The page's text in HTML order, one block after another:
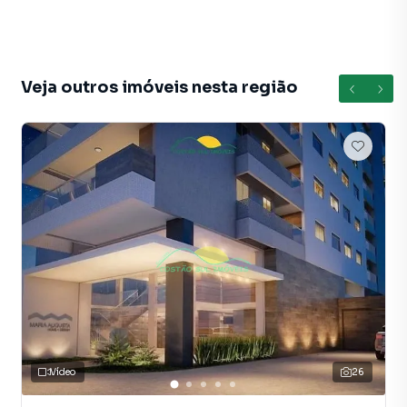
Apartamento para Venda em região valorizada do bairro
Estreito, em Florianópolis. Não encontrou o que procurava
ou deseja mais informações sobre Apartamento em
Florianópolis? Entre em contato com nossa equipe pelo
telefone (48) 99640-5575.
A Costão Sul Imóveis tem mais opções de apartamentos,
casas residenciais e comerciais, sobrados, terrenos, lojas
e barracões para venda ou locação, além de
empreendimentos em construção ou lançamentos na
planta em Estreito e em outras regiões de Florianópolis.
Aqui você encontra milhares de ofertas para encontrar o
imóvel que mais combina com seu estilo de vida.
Veja outros imóveis nesta região
26
Vídeo